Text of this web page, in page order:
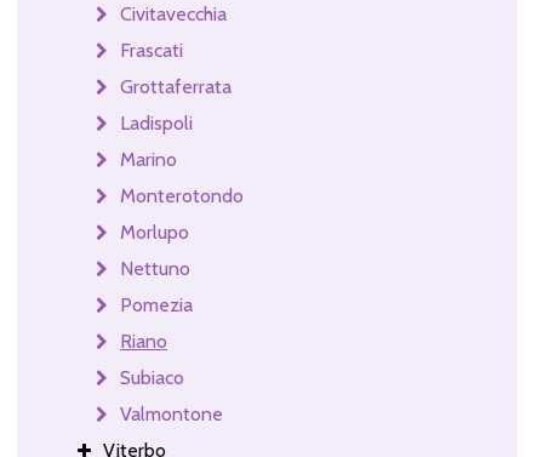
Civitavecchia
Frascati
Grottaferrata
Ladispoli
Marino
Monterotondo
Morlupo
Nettuno
Pomezia
Riano
Subiaco
Valmontone
Viterbo